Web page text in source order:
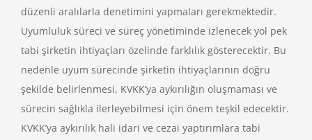
düzenli aralılarla denetimini yapmaları gerekmektedir.
Uyumluluk süreci ve süreç yönetiminde izlenecek yol pek
tabi şirketin ihtiyaçları özelinde farklılık gösterecektir. Bu
nedenle uyum sürecinde şirketin ihtiyaçlarının doğru
şekilde belirlenmesi, KVKK’ya aykırılığın oluşmaması ve
sürecin sağlıkla ilerleyebilmesi için önem teşkil edecektir.
KVKK’ya aykırılık hali idari ve cezai yaptırımlara tabi